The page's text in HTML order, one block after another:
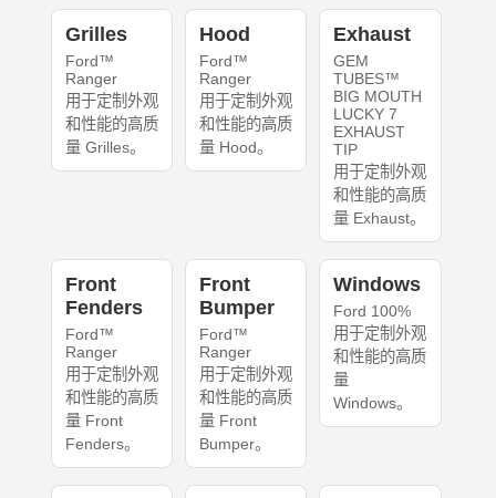
Grilles
Ford™
Ranger
用于定制外观
和性能的高质
量 Grilles。
Hood
Ford™
Ranger
用于定制外观
和性能的高质
量 Hood。
Exhaust
GEM
TUBES™
BIG MOUTH
LUCKY 7
EXHAUST
TIP
用于定制外观
和性能的高质
量 Exhaust。
Front
Fenders
Ford™
Ranger
用于定制外观
和性能的高质
量 Front
Fenders。
Front
Bumper
Ford™
Ranger
用于定制外观
和性能的高质
量 Front
Bumper。
Windows
Ford 100%
用于定制外观
和性能的高质
量
Windows。